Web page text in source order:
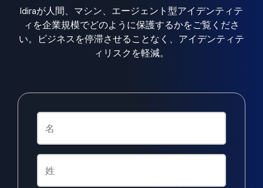
Idiraが人間、マシン、エージェント型アイデンティテ
ィを企業規模でどのように保護するかをご覧くださ
い。ビジネスを停滞させることなく、アイデンティテ
ィリスクを軽減。